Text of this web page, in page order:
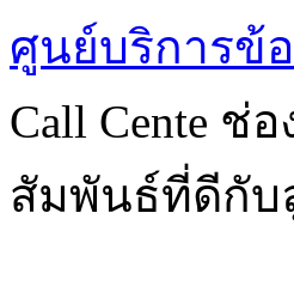
ศูนย์บริการข้
Call Cente ช่
สัมพันธ์ที่ดีกับ